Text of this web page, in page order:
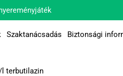
Szaktanácsadás Biztonsági
l terbutilazin